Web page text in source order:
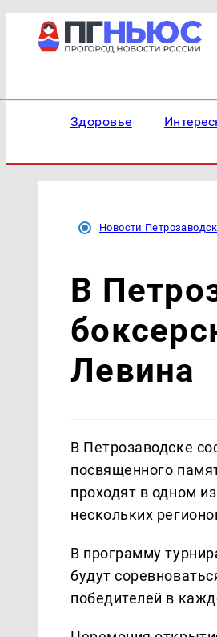
Здоровье
Новости
В
Левина
В Петрозаводске
посвященного
проходят в одном
нескольких
В программу
будут
победителей в